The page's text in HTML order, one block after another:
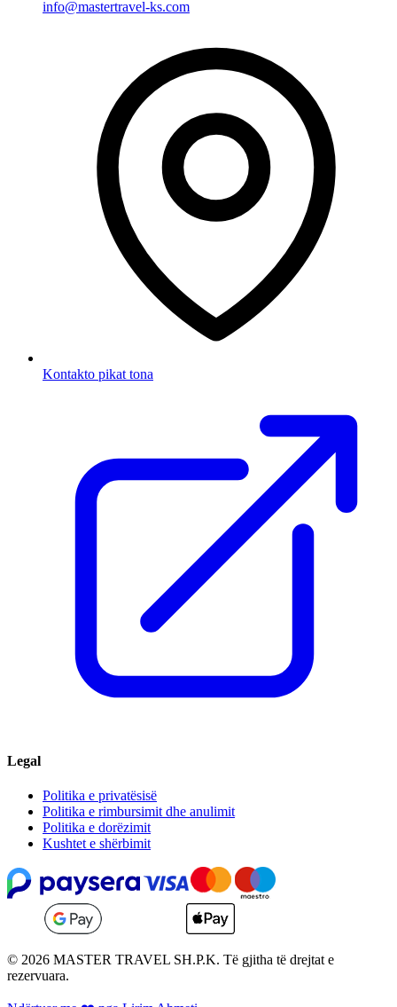
info@mastertravel-ks.com
Kontakto pikat tona
Legal
Politika e privatësisë
Politika e rimbursimit dhe anulimit
Politika e dorëzimit
Kushtet e shërbimit
© 2026 MASTER TRAVEL SH.P.K. Të gjitha të drejtat e
rezervuara.